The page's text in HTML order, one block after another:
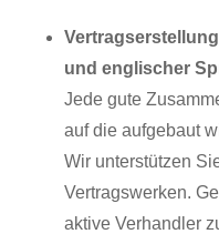
und englischer
Jede gute
auf die aufgebaut
Wir unterstützen
Vertragswerken.
aktive Verhandler